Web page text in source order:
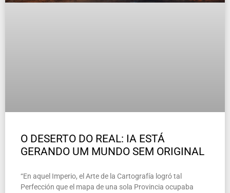
O DESERTO DO REAL: IA ESTÁ
GERANDO UM MUNDO SEM ORIGINAL
“En aquel Imperio, el Arte de la Cartografía logró tal
Perfección que el mapa de una sola Provincia ocupaba